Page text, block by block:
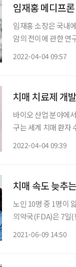
임재홍 소장은 국내
암의 전이에 관한 연
2022-04-04 09:57
치매 치료제 개
바이오 산업 분야에
구는 세계 치매 환자
2022-04-04 09:39
치매 속도 늦추
노인 10명 중 1명이 앓
의약국(FDA)은 7일(
2021-06-09 14:50